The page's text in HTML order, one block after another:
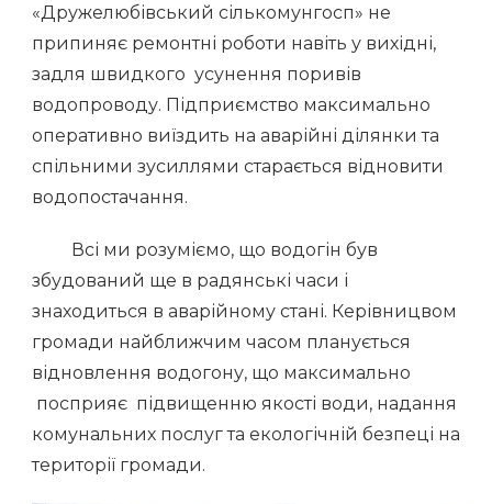
«Дружелюбівський сількомунгосп» не
припиняє ремонтні роботи навіть у вихідні,
задля швидкого усунення поривів
водопроводу. Підприємство максимально
оперативно виїздить на аварійні ділянки та
спільними зусиллями старається відновити
водопостачання.
Всі ми розуміємо, що водогін був
збудований ще в радянські часи і
знаходиться в аварійному стані. Керівницвом
громади найближчим часом планується
відновлення водогону, що максимально
посприяє підвищенню якості води, надання
комунальних послуг та екологічній безпеці на
території громади.